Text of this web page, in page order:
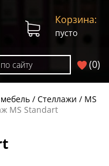
(0)
Корзина:
пусто
Стеллажи
MS
MS Standart